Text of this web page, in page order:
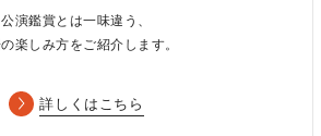
公演鑑賞とは一味違う、
楽しみ方をご紹介します。
詳しくはこちら